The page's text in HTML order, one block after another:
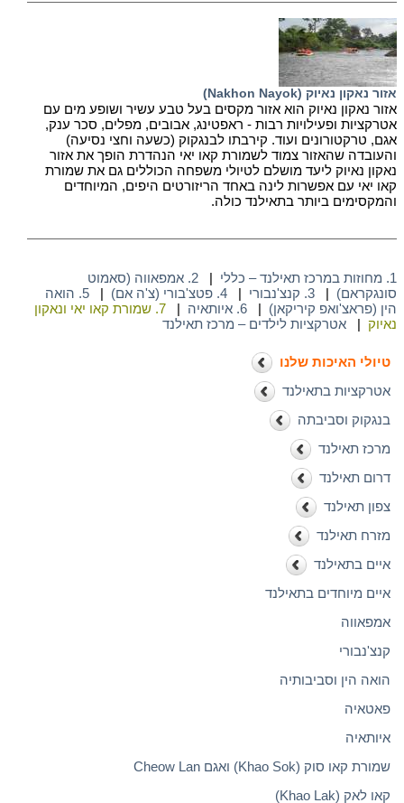
אזור נאקון נאיוק (Nakhon Nayok)
אזור נאקון נאיוק הוא אזור מקסים בעל טבע עשיר ושופע מים עם
אטרקציות ופעילויות רבות - ראפטינג, אבובים, מפלים, סכר ענק,
אגם, טרקטורונים ועוד. קירבתו לבנגקוק (כשעה וחצי נסיעה)
והעובדה שהאזור צמוד לשמורת קאו יאי הנהדרת הופך את אזור
נאקון נאיוק ליעד מושלם לטיולי משפחה הכוללים גם את שמורת
קאו יאי עם אפשרות לינה באחד הריזורטים היפים, המיוחדים
והמקסימים ביותר בתאילנד כולה.
1. מחוזות במרכז תאילנד – כללי |
2. אמפאווה (סאמוט
סונגקראם) | 3. קנצ'נבורי | 4. פטצ'בורי (צ'ה אם) |
5. הואה
הין (פראצ'ואפ קיריקאן) | 6. איותאיה |
7. שמורת קאו יאי ונאקון
נאיוק | אטרקציות לילדים – מרכז תאילנד
טיולי האיכות שלנו
אטרקציות בתאילנד
בנגקוק וסביבתה
מרכז תאילנד
דרום תאילנד
צפון תאילנד
מזרח תאילנד
איים בתאילנד
איים מיוחדים בתאילנד
אמפאווה
קנצ'נבורי
הואה הין וסביבותיה
פאטאיה
איותאיה
שמורת קאו סוק (Khao Sok) ואגם Cheow Lan
קאו לאק (Khao Lak)